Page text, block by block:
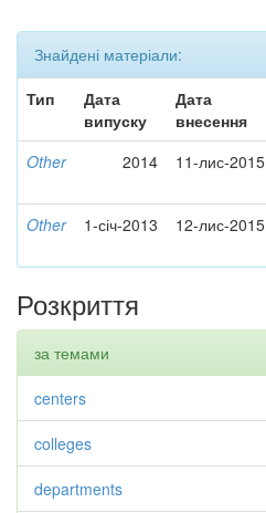
Знайдені матеріали:
Тип
Дата
випуску
Дата
внесення
Other 2014 11-лис-2015
Other 1-січ-2013 12-лис-2015
Розкриття
за темами
centers
colleges
departments